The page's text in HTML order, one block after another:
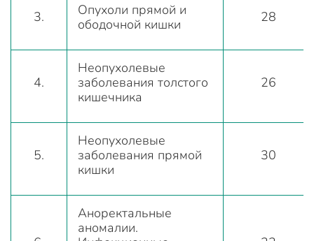
3.
Опухоли прямой и
ободочной кишки
28
4.
Неопухолевые
заболевания толстого
кишечника
26
5.
Неопухолевые
заболевания прямой
кишки
30
Аноректальные
аномалии.